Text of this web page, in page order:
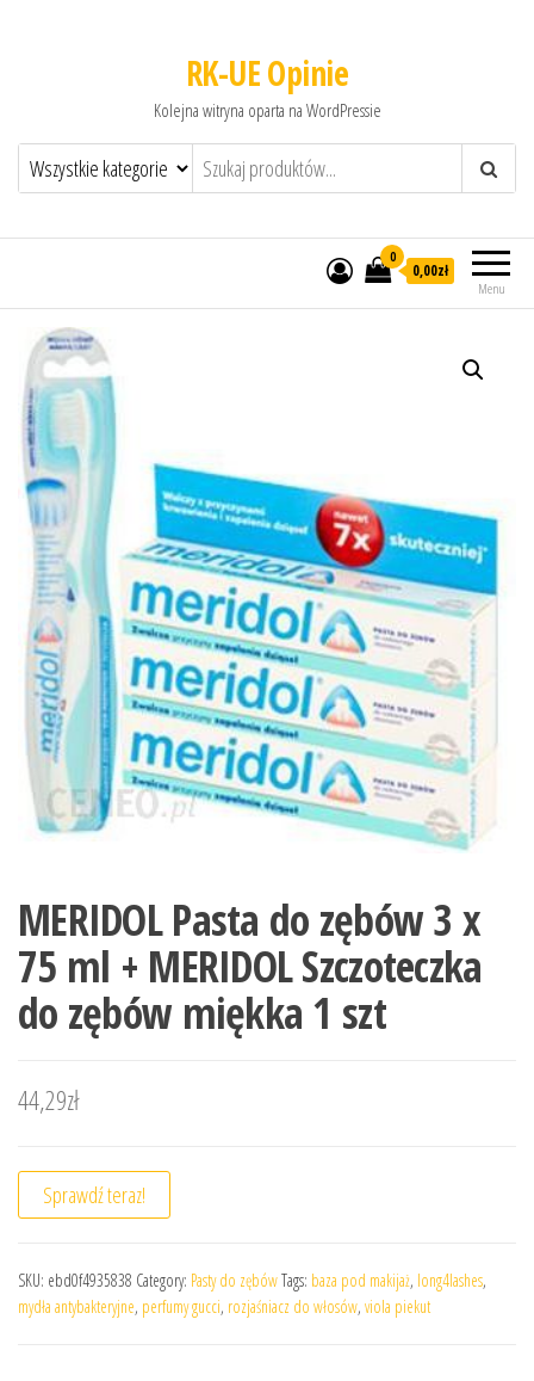
RK-UE Opinie
Kolejna witryna oparta na WordPressie
Menu
0
0,00zł
MERIDOL Pasta do zębów 3 x
75 ml + MERIDOL Szczoteczka
do zębów miękka 1 szt
44,29zł
Sprawdź teraz!
SKU: ebd0f4935838 Category: Pasty do zębówTags: baza pod makijaż, long4lashes,
mydła antybakteryjne, perfumy gucci, rozjaśniacz do włosów, viola piekut